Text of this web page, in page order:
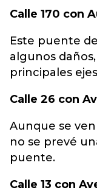
Calle 170 con
Este puente
algunos
principales
Calle 26 con
Aunque se
no se prevé
puente.
Calle 13 con